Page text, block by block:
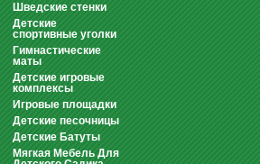
Шведские стенки
Детские
спортивные уголки
Гимнастические
маты
Детские игровые
комплексы
Игровые площадки
Детские песочницы
Детские Батуты
Мягкая Мебель Для